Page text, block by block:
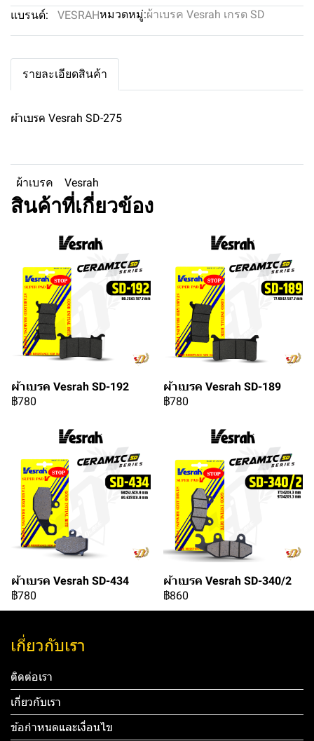
แบรนด์: VESRAHหมวดหมู่:ผ้าเบรค Vesrah เกรด SD
รายละเอียดสินค้า
ผ้าเบรค Vesrah SD-275
ผ้าเบรค Vesrah
สินค้าที่เกี่ยวข้อง
ผ้าเบรค Vesrah SD-192
฿780
ผ้าเบรค Vesrah SD-189
฿780
ผ้าเบรค Vesrah SD-434
฿780
ผ้าเบรค Vesrah SD-340/2
฿860
เกี่ยวกับเรา
ติดต่อเรา
เกี่ยวกับเรา
ข้อกำหนดและเงื่อนไข